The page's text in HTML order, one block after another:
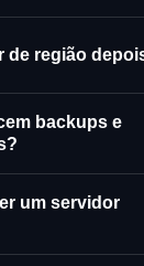
de região
backups e
um servidor